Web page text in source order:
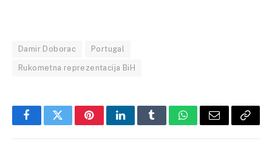
Damir Doborac Portugal
Rukometna reprezentacija BiH
FacebookTwitterPinterestLinkedInTumblrWhatsApp
Email Copy